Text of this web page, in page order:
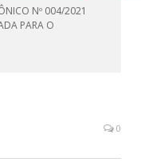
Nº 004/2021
PARA O
0